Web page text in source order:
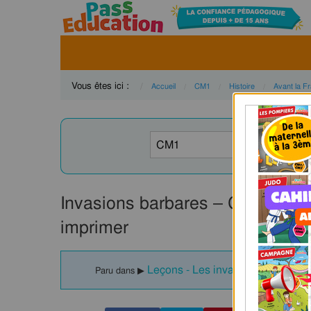
Vous êtes ici : Accueil CM1 Histoire Avant la
Invasions barbares – Cm1 –
imprimer
Paru dans ▶ Leçons - Les invasions barbares